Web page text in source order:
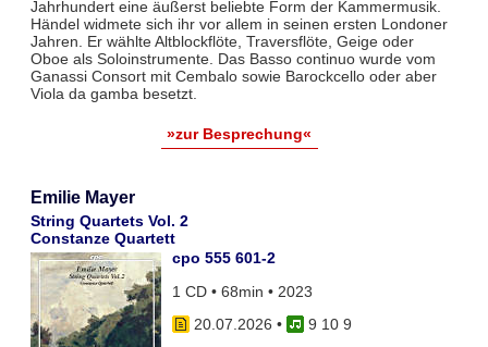
Jahrhundert eine äußerst beliebte Form der Kammermusik.
Händel widmete sich ihr vor allem in seinen ersten Londoner
Jahren. Er wählte Altblockflöte, Traversflöte, Geige oder
Oboe als Soloinstrumente. Das Basso continuo wurde vom
Ganassi Consort mit Cembalo sowie Barockcello oder aber
Viola da gamba besetzt.
»zur Besprechung«
Emilie Mayer
String Quartets Vol. 2
Constanze Quartett
cpo 555 601-2
1 CD • 68min • 2023
20.07.2026 •
9 10 9